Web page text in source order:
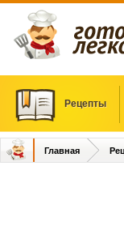
Рецепты
Главная